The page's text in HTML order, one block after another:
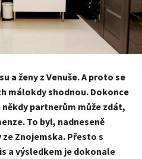
a ženy z Venuše. A proto se
málokdy shodnou. Dokonce
partnerům může zdát,
To byl, nadneseně
Znojemska. Přesto s
a výsledkem je dokonale